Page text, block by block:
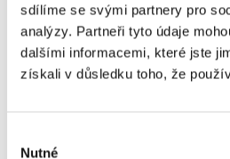
sdílíme se svými partnery pro
analýzy. Partneři tyto údaje
dalšími informacemi, které jste
získali v důsledku toho, že
Nutné